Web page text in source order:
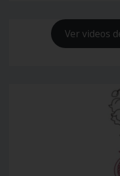
Ver videos